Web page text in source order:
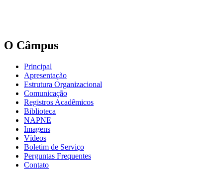
O Câmpus
Principal
Apresentação
Estrutura Organizacional
Comunicação
Registros Acadêmicos
Biblioteca
NAPNE
Imagens
Vídeos
Boletim de Serviço
Perguntas Frequentes
Contato